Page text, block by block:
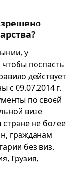
у
поспасть
действует
с 09.07.2014 г.
по своей
визе
не более
гражданам
без виз.
Грузия,